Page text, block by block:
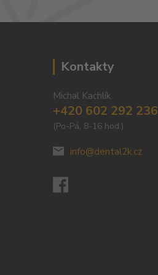
Kontakty
Michal Kachlík
+420 602 292 236
(Po-Pá, 8-16 hod.)
info@dental2k.cz